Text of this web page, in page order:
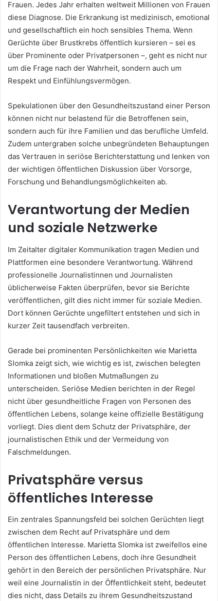
Frauen. Jedes Jahr erhalten weltweit Millionen von Frauen
diese Diagnose. Die Erkrankung ist medizinisch, emotional
und gesellschaftlich ein hoch sensibles Thema. Wenn
Gerüchte über Brustkrebs öffentlich kursieren – sei es
über Prominente oder Privatpersonen –, geht es nicht nur
um die Frage nach der Wahrheit, sondern auch um
Respekt und Einfühlungsvermögen.
Spekulationen über den Gesundheitszustand einer Person
können nicht nur belastend für die Betroffenen sein,
sondern auch für ihre Familien und das berufliche Umfeld.
Zudem untergraben solche unbegründeten Behauptungen
das Vertrauen in seriöse Berichterstattung und lenken von
der wichtigen öffentlichen Diskussion über Vorsorge,
Forschung und Behandlungsmöglichkeiten ab.
Verantwortung der Medien
und soziale Netzwerke
Im Zeitalter digitaler Kommunikation tragen Medien und
Plattformen eine besondere Verantwortung. Während
professionelle Journalistinnen und Journalisten
üblicherweise Fakten überprüfen, bevor sie Berichte
veröffentlichen, gilt dies nicht immer für soziale Medien.
Dort können Gerüchte ungefiltert entstehen und sich in
kurzer Zeit tausendfach verbreiten.
Gerade bei prominenten Persönlichkeiten wie Marietta
Slomka zeigt sich, wie wichtig es ist, zwischen belegten
Informationen und bloßen Mutmaßungen zu
unterscheiden. Seriöse Medien berichten in der Regel
nicht über gesundheitliche Fragen von Personen des
öffentlichen Lebens, solange keine offizielle Bestätigung
vorliegt. Dies dient dem Schutz der Privatsphäre, der
journalistischen Ethik und der Vermeidung von
Falschmeldungen.
Privatsphäre versus
öffentliches Interesse
Ein zentrales Spannungsfeld bei solchen Gerüchten liegt
zwischen dem Recht auf Privatsphäre und dem
öffentlichen Interesse. Marietta Slomka ist zweifellos eine
Person des öffentlichen Lebens, doch ihre Gesundheit
gehört in den Bereich der persönlichen Privatsphäre. Nur
weil eine Journalistin in der Öffentlichkeit steht, bedeutet
dies nicht, dass Details zu ihrem Gesundheitszustand